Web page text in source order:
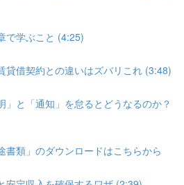
学ぶこと (4:25)
借契約との違いはズバリこれ (3:48)
と「通知」を怠るとどうなるのか？
類」のダウンロードはこちらから